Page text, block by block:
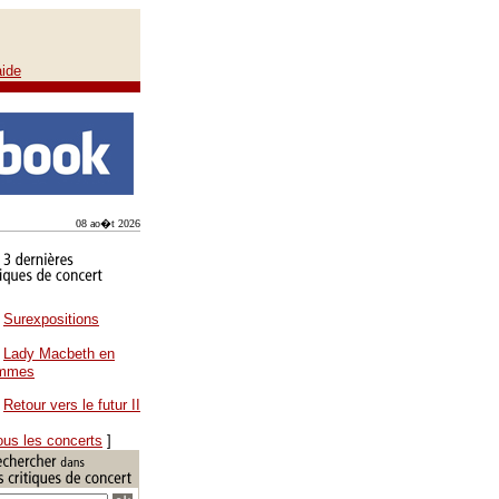
08 ao�t 2026
Surexpositions
Lady Macbeth en
Retour vers le futur II
les concerts ]